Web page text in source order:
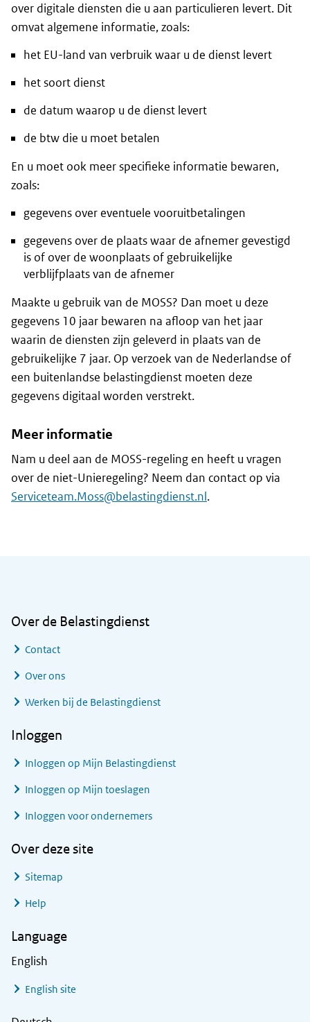
over digitale diensten die u aan particulieren levert. Dit
omvat algemene informatie, zoals:
het EU-land van verbruik waar u de dienst levert
het soort dienst
de datum waarop u de dienst levert
de btw die u moet betalen
En u moet ook meer specifieke informatie bewaren,
zoals:
gegevens over eventuele vooruitbetalingen
gegevens over de plaats waar de afnemer gevestigd
is of over de woonplaats of gebruikelijke
verblijfplaats van de afnemer
Maakte u gebruik van de MOSS? Dan moet u deze
gegevens 10 jaar bewaren na afloop van het jaar
waarin de diensten zijn geleverd in plaats van de
gebruikelijke 7 jaar. Op verzoek van de Nederlandse of
een buitenlandse belastingdienst moeten deze
gegevens digitaal worden verstrekt.
Meer informatie
Nam u deel aan de MOSS-regeling en heeft u vragen
over de niet-Unieregeling? Neem dan contact op via
Serviceteam.Moss@belastingdienst.nl.
Over de Belastingdienst
Contact
Over ons
Werken bij de Belastingdienst
Inloggen
Inloggen op Mijn Belastingdienst
Inloggen op Mijn toeslagen
Inloggen voor ondernemers
Over deze site
Sitemap
Help
Language
English
English site